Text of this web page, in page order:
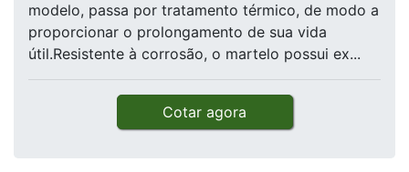
modelo, passa por tratamento térmico, de modo a
proporcionar o prolongamento de sua vida
útil.Resistente à corrosão, o martelo possui ex...
Cotar agora